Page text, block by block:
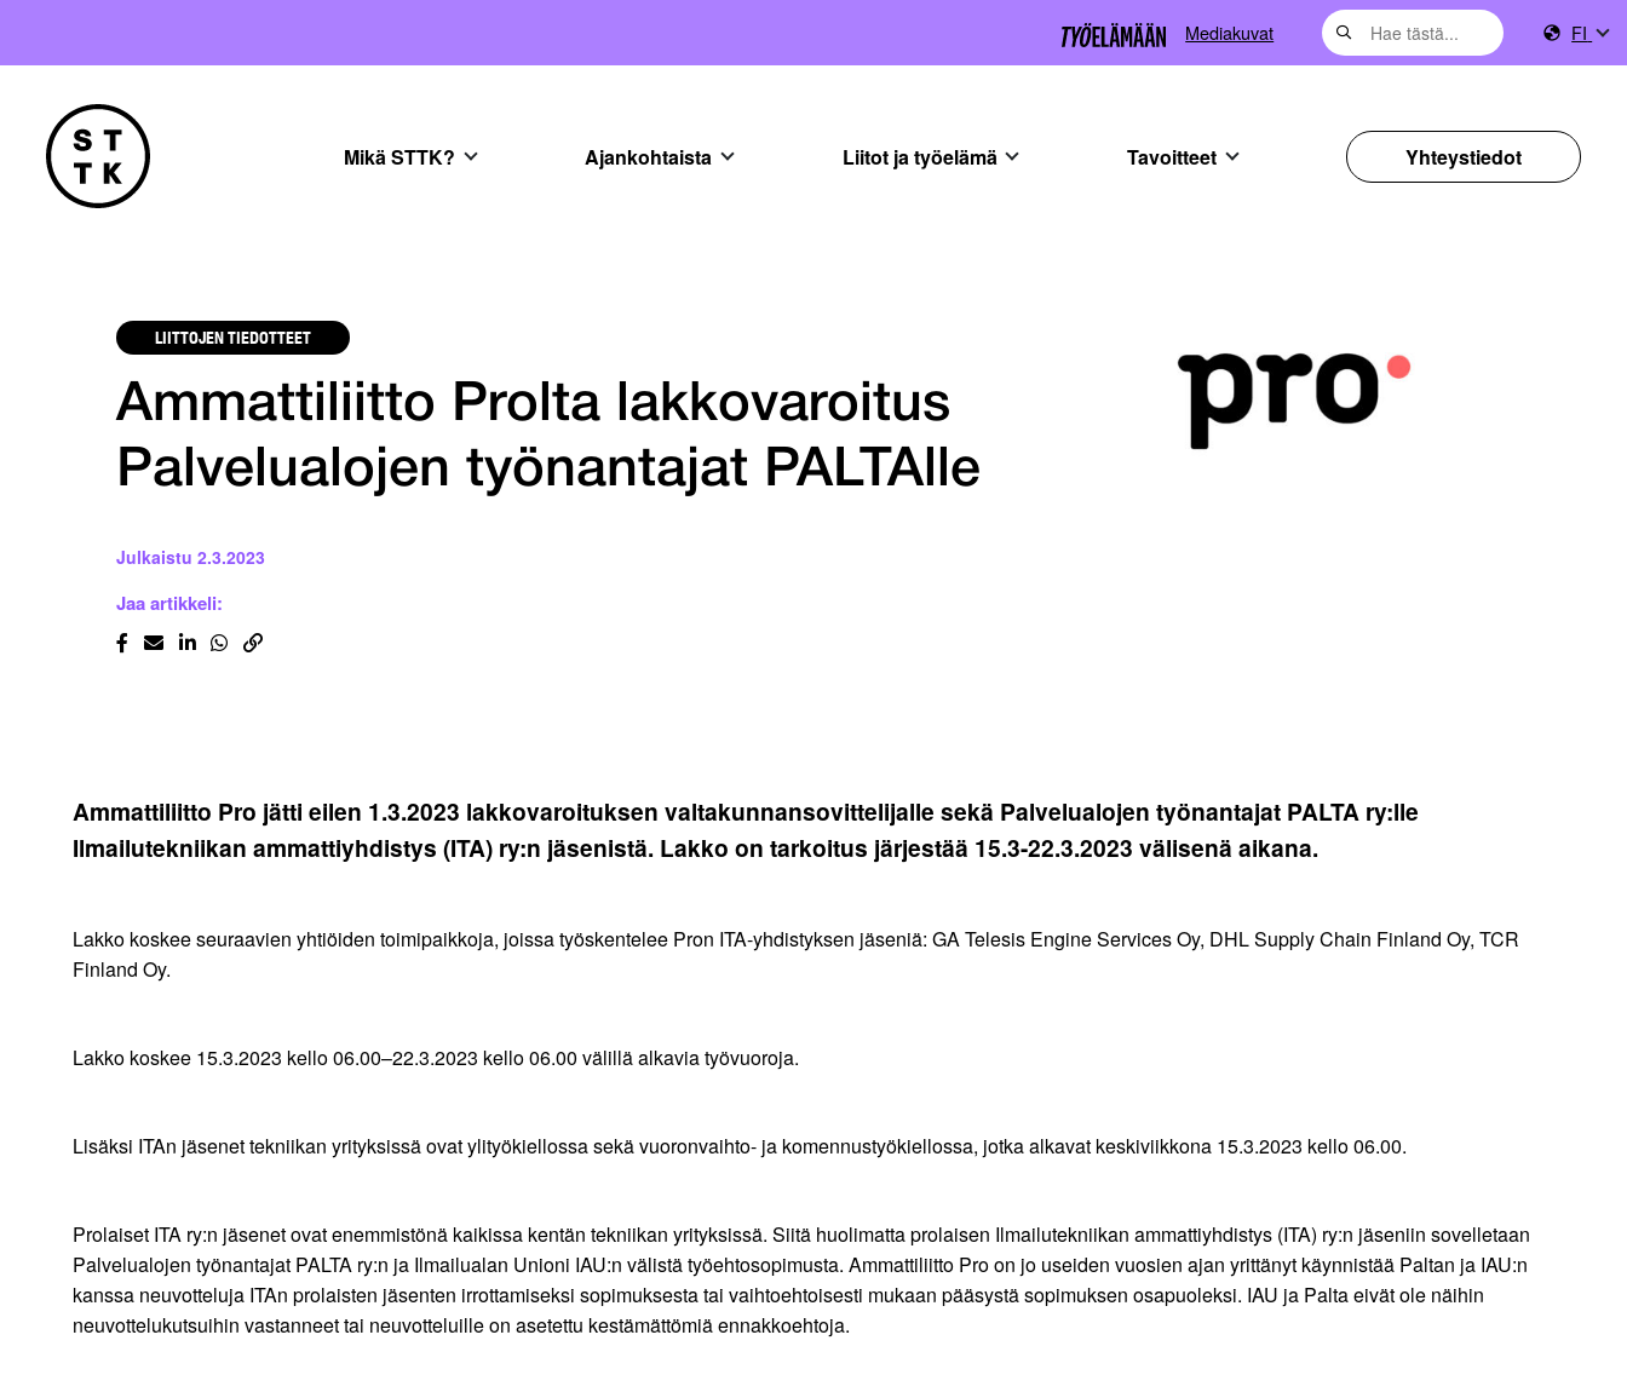
Mediakuvat FI
Mikä STTK? Ajankohtaista Liitot ja työelämä Tavoitteet Yhteystiedot
LIITTOJEN TIEDOTTEET
Ammattiliitto Prolta lakkovaroitus
Palvelualojen työnantajat PALTAlle
Julkaistu 2.3.2023
Jaa artikkeli:
Ammattiliitto Pro jätti eilen 1.3.2023 lakkovaroituksen valtakunnansovittelijalle sekä Palvelualojen työnantajat PALTA ry:lle
Ilmailutekniikan ammattiyhdistys (ITA) ry:n jäsenistä. Lakko on tarkoitus järjestää 15.3-22.3.2023 välisenä aikana.
Lakko koskee seuraavien yhtiöiden toimipaikkoja, joissa työskentelee Pron ITA-yhdistyksen jäseniä: GA Telesis Engine Services Oy, DHL Supply Chain Finland Oy, TCR
Finland Oy.
Lakko koskee 15.3.2023 kello 06.00–22.3.2023 kello 06.00 välillä alkavia työvuoroja.
Lisäksi ITAn jäsenet tekniikan yrityksissä ovat ylityökiellossa sekä vuoronvaihto- ja komennustyökiellossa, jotka alkavat keskiviikkona 15.3.2023 kello 06.00.
Prolaiset ITA ry:n jäsenet ovat enemmistönä kaikissa kentän tekniikan yrityksissä. Siitä huolimatta prolaisen Ilmailutekniikan ammattiyhdistys (ITA) ry:n jäseniin sovelletaan
Palvelualojen työnantajat PALTA ry:n ja Ilmailualan Unioni IAU:n välistä työehtosopimusta. Ammattiliitto Pro on jo useiden vuosien ajan yrittänyt käynnistää Paltan ja IAU:n
kanssa neuvotteluja ITAn prolaisten jäsenten irrottamiseksi sopimuksesta tai vaihtoehtoisesti mukaan pääsystä sopimuksen osapuoleksi. IAU ja Palta eivät ole näihin
neuvottelukutsuihin vastanneet tai neuvotteluille on asetettu kestämättömiä ennakkoehtoja.